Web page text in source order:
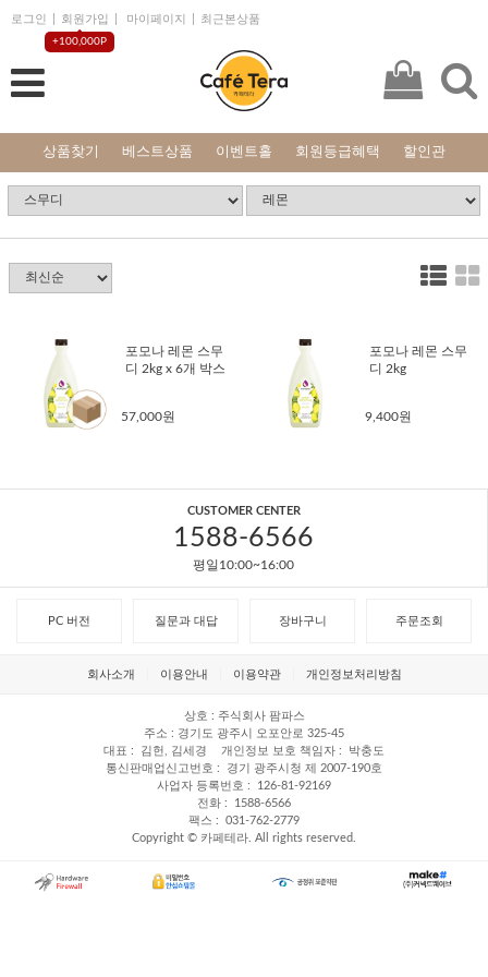
로그인 회원가입
+100,000P
마이페이지 최근본상품
상품찾기 베스트상품 이벤트홀 회원등급혜택 할인관
포모나 레몬 스무
디 2kg x 6개 박스
57,000원
포모나 레몬 스무
디 2kg
9,400원
CUSTOMER CENTER
1588-6566
평일10:00~16:00
PC 버전 질문과 대답 장바구니 주문조회
회사소개 이용안내 이용약관 개인정보처리방침
상호
주식회사 팜파스
주소
경기도 광주시 오포안로 325-45
대표
김헌, 김세경 개인정보 보호 책임자
박충도
통신판매업신고번호
경기 광주시청 제 2007-190호
사업자 등록번호
126-81-92169
전화
1588-6566
팩스
031-762-2779
Copyright © 카페테라. All rights reserved.